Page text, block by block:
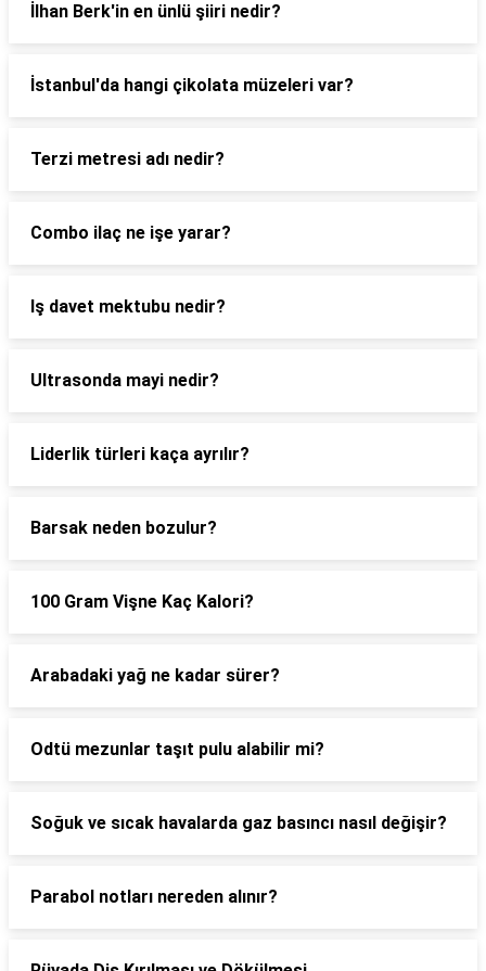
İlhan Berk'in en ünlü şiiri nedir?
İstanbul'da hangi çikolata müzeleri var?
Terzi metresi adı nedir?
Combo ilaç ne işe yarar?
Iş davet mektubu nedir?
Ultrasonda mayi nedir?
Liderlik türleri kaça ayrılır?
Barsak neden bozulur?
100 Gram Vişne Kaç Kalori?
Arabadaki yağ ne kadar sürer?
Odtü mezunlar taşıt pulu alabilir mi?
Soğuk ve sıcak havalarda gaz basıncı nasıl değişir?
Parabol notları nereden alınır?